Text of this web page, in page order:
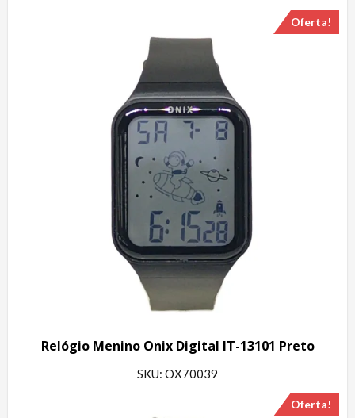
Oferta!
Relógio Menino Onix Digital IT-13101 Preto
SKU: OX70039
Oferta!